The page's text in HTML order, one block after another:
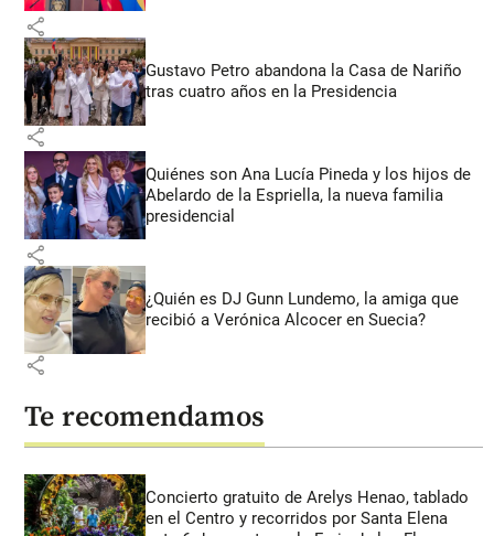
share
Gustavo Petro abandona la Casa de Nariño
tras cuatro años en la Presidencia
share
Quiénes son Ana Lucía Pineda y los hijos de
Abelardo de la Espriella, la nueva familia
presidencial
share
¿Quién es DJ Gunn Lundemo, la amiga que
recibió a Verónica Alcocer en Suecia?
share
Te recomendamos
Concierto gratuito de Arelys Henao, tablado
en el Centro y recorridos por Santa Elena